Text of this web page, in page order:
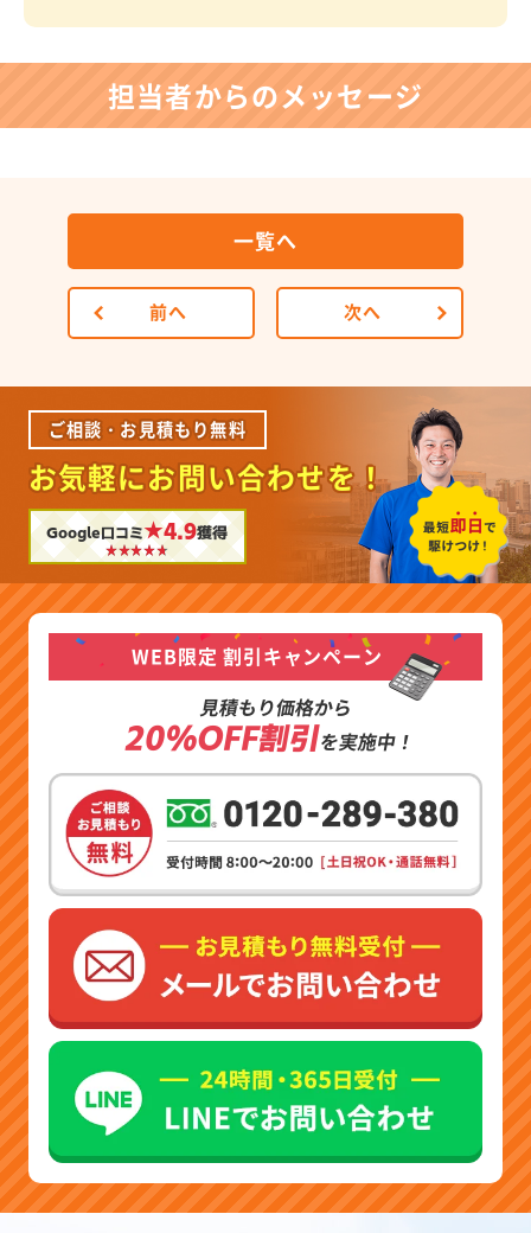
担当者からのメッセージ
前へ
一覧へ
次へ
ご相談・お見積もり無料
お気軽にお問い合わせを！
Google口コミ★4.9獲得
WEB限定 割引キャンペーン
見積もり価格から
20%OFF割引を実施中！